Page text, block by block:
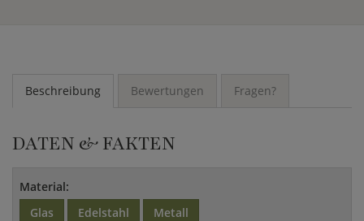
Beschreibung Bewertungen Fragen?
DATEN & FAKTEN
Material:
Glas
Edelstahl Metall